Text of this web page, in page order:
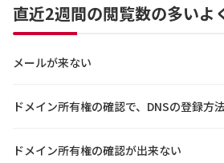
直近2週間の閲覧数の多いよ
メールが来ない
ドメイン所有権の確認で、DNSの登録方
ドメイン所有権の確認が出来ない